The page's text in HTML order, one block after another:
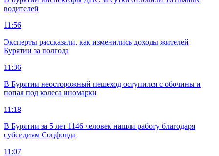
водителей
11:56
Эксперты рассказали, как изменились доходы жителей
Бурятии за полгода
11:36
В Бурятии неосторожный пешеход оступился с обочины и
попал под колеса иномарки
11:18
В Бурятии за 5 лет 1146 человек нашли работу благодаря
субсидиям Соцфонда
11:07